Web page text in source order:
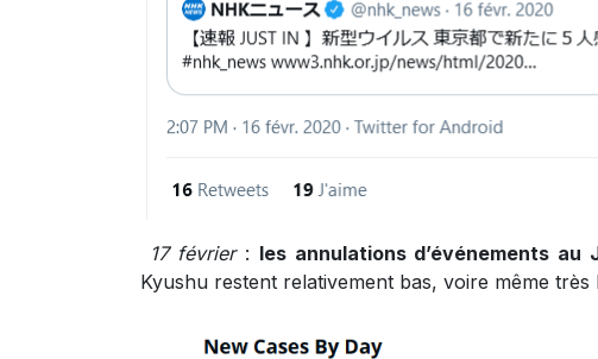
17 février: les annulations d’événements au
Kyushu restent relativement bas, voire même très